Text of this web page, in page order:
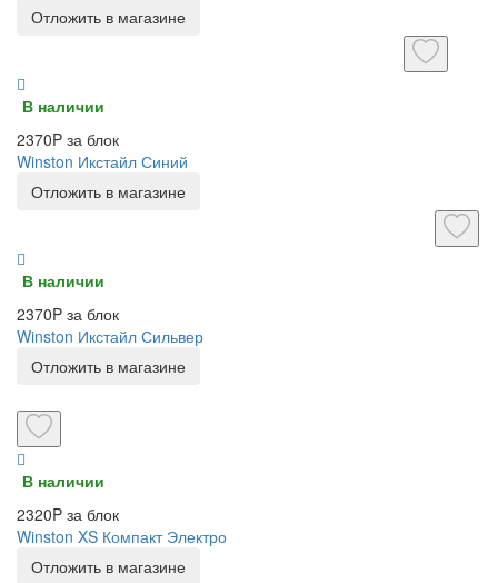
Отложить в магазине
В наличии
2370P за блок
Winston Икстайл Синий
Отложить в магазине
В наличии
2370P за блок
Winston Икстайл Сильвер
Отложить в магазине
В наличии
2320P за блок
Winston XS Компакт Электро
Отложить в магазине